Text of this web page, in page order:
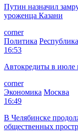
Путин назначил
уроженца Казани
corner
Политика
16:53
Автокредиты в июле
corner
Экономика Москва
16:49
В Челябинске
общественных